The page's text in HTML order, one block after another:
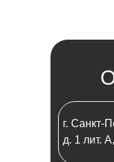
г. Санкт-
д. 1 лит.